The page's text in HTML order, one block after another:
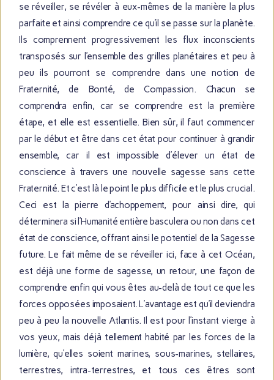
se réveiller, se révéler à eux-mêmes de la manière la plus
parfaite et ainsi comprendre ce qu’il se passe sur la planète.
Ils comprennent progressivement les flux inconscients
transposés sur l’ensemble des grilles planétaires et peu à
peu ils pourront se comprendre dans une notion de
Fraternité, de Bonté, de Compassion. Chacun se
comprendra enfin, car se comprendre est la première
étape, et elle est essentielle. Bien sûr, il faut commencer
par le début et être dans cet état pour continuer à grandir
ensemble, car il est impossible d’élever un état de
conscience à travers une nouvelle sagesse sans cette
Fraternité. Et c’est là le point le plus difficile et le plus crucial.
Ceci est la pierre d’achoppement, pour ainsi dire, qui
déterminera si l’Humanité entière basculera ou non dans cet
état de conscience, offrant ainsi le potentiel de la Sagesse
future. Le fait même de se réveiller ici, face à cet Océan,
est déjà une forme de sagesse, un retour, une façon de
comprendre enfin qui vous êtes au-delà de tout ce que les
forces opposées imposaient. L’avantage est qu’il deviendra
peu à peu la nouvelle Atlantis. Il est pour l’instant vierge à
vos yeux, mais déjà tellement habité par les forces de la
lumière, qu’elles soient marines, sous-marines, stellaires,
terrestres, intra-terrestres, et tous ces êtres sont